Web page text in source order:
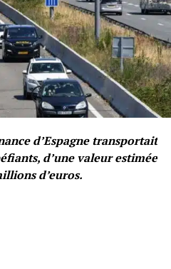
d’Espagne transportait
d’une valeur estimée
d’euros.